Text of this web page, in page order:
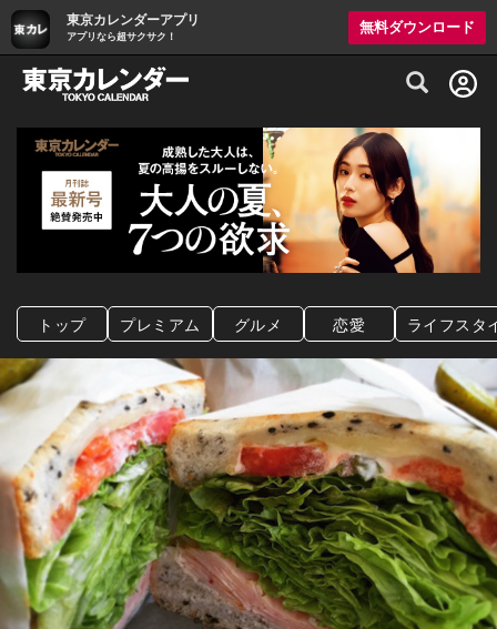
東京カレンダーアプリ
アプリなら超サクサク！
無料ダウンロード
グルメ情報・プレミアムレストラン予約
トップ プレミアム グルメ 恋愛 ライフスタ